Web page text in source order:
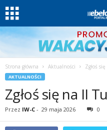
Strona główna Aktualności Zgłoś
AKTUALNOŚCI
Zgłoś się na II
Przez IW-C - 29 maja 2026 0